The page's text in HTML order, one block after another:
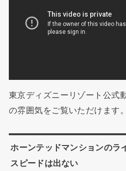
東京ディズニーリゾート公式
の雰囲気をご覧いただけます。
ホーンテッドマンションのラ
スピードは出ない